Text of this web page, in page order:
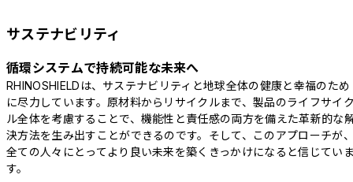
サステナビリティ
循環システムで持続可能な未来へ
RHINOSHIELDは、サステナビリティと地球全体の健康と幸福のため
に尽力しています。原材料からリサイクルまで、製品のライフサイ
ル全体を考慮することで、機能性と責任感の両方を備えた革新的な
決方法を生み出すことができるのです。そして、このアプローチが
全ての人々にとってより良い未来を築くきっかけになると信じてい
す。